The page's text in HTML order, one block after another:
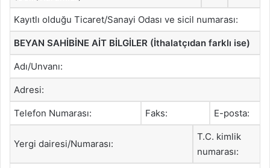
Kayıtlı olduğu Ticaret/Sanayi Odası ve sicil numarası:
BEYAN SAHİBİNE AİT BİLGİLER (İthalatçıdan farklı ise)
Adı/Unvanı:
Adresi:
Telefon Numarası: Faks: E-posta:
Yergi dairesi/Numarası:
T.C. kimlik
numarası: